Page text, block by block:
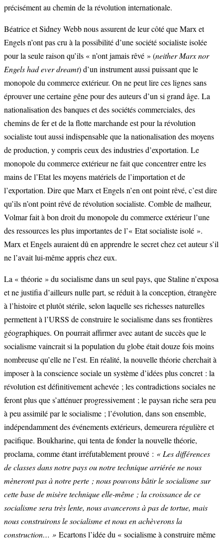
précisément au chemin de la révolution internationale.
Béatrice et Sidney Webb nous assurent de leur côté que Marx et
Engels n’ont pas cru à la possibilité d’une société socialiste isolée
pour la seule raison qu’ils « n’ont jamais rêvé » (neither Marx nor
Engels had ever dreamt) d’un instrument aussi puissant que le
monopole du commerce extérieur. On ne peut lire ces lignes sans
éprouver une certaine gêne pour des auteurs d’un si grand âge. La
nationalisation des banques et des sociétés commerciales, des
chemins de fer et de la flotte marchande est pour la révolution
socialiste tout aussi indispensable que la nationalisation des moyens
de production, y compris ceux des industries d’exportation. Le
monopole du commerce extérieur ne fait que concentrer entre les
mains de l’Etat les moyens matériels de l’importation et de
l’exportation. Dire que Marx et Engels n’en ont point rêvé, c’est dire
qu’ils n’ont point rêvé de révolution socialiste. Comble de malheur,
Volmar fait à bon droit du monopole du commerce extérieur l’une
des ressources les plus importantes de l’« Etat socialiste isolé ».
Marx et Engels auraient dû en apprendre le secret chez cet auteur s’il
ne l’avait lui-même appris chez eux.
La « théorie » du socialisme dans un seul pays, que Staline n’exposa
et ne justifia d’ailleurs nulle part, se réduit à la conception, étrangère
à l’histoire et plutôt stérile, selon laquelle ses richesses naturelles
permettent à l’URSS de construire le socialisme dans ses frontières
géographiques. On pourrait affirmer avec autant de succès que le
socialisme vaincrait si la population du globe était douze fois moins
nombreuse qu’elle ne l’est. En réalité, la nouvelle théorie cherchait à
imposer à la conscience sociale un système d’idées plus concret : la
révolution est définitivement achevée ; les contradictions sociales ne
feront plus que s’atténuer progressivement ; le paysan riche sera peu
à peu assimilé par le socialisme ; l’évolution, dans son ensemble,
indépendamment des événements extérieurs, demeurera régulière et
pacifique. Boukharine, qui tenta de fonder la nouvelle théorie,
proclama, comme étant irréfutablement prouvé : « Les différences
de classes dans notre pays ou notre technique arriérée ne nous
mèneront pas à notre perte ; nous pouvons bâtir le socialisme sur
cette base de misère technique elle-même ; la croissance de ce
socialisme sera très lente, nous avancerons à pas de tortue, mais
nous construirons le socialisme et nous en achèverons la
construction… » Ecartons l’idée du « socialisme à construire même